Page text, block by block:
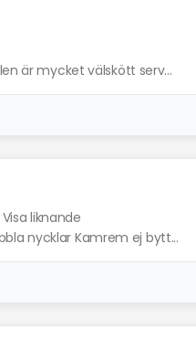
är mycket välskött serv...
Visa liknande
nycklar Kamrem ej bytt...